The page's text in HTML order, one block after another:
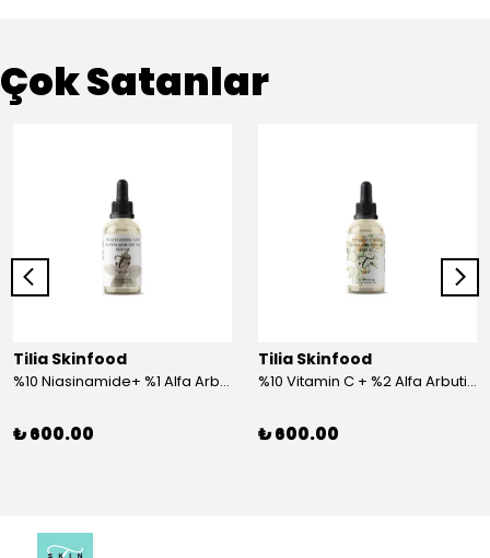
Çok Satanlar
Tilia Skinfood
%10 Niasinamide+ %1 Alfa Arbutin Serum
₺ 600.00
Tilia Skinfood
%10 Vitamin C + %2 Alfa Arbutin Serum
₺ 600.00